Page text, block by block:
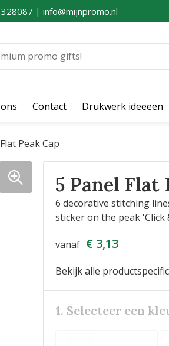
| info@mijnpromo.nl
Contact Drukwerk ideeeën
Peak Cap
5 Panel Flat
6 decorative stitching
sticker on the peak
vanaf € 3,13
Bekijk alle
1. Selecteer een